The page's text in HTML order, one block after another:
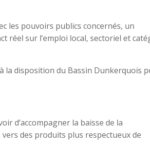
les pouvoirs publics concernés, un
réel sur l’emploi local, sectoriel et
la disposition du Bassin Dunkerquois
d’accompagner la baisse de la
des produits plus respectueux de